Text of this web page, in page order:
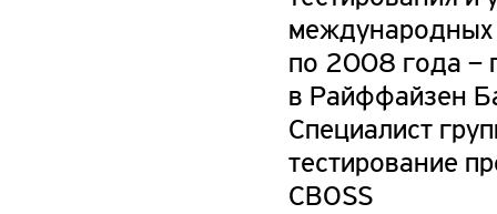
международных
по 2008 года –
в Райффайзен
Специалист
тестирование
CBOSS